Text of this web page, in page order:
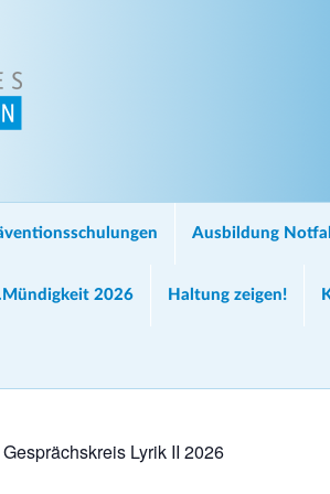
Ausbildung
2026 Haltung zeigen!
Gesprächskreis Lyrik II 2026